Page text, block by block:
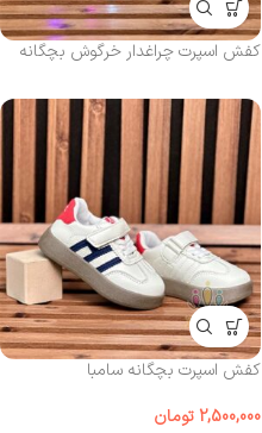
کفش اسپرت چراغدار خرگوش بچگانه
کفش اسپرت بچگانه سامبا
2,500,000 تومان